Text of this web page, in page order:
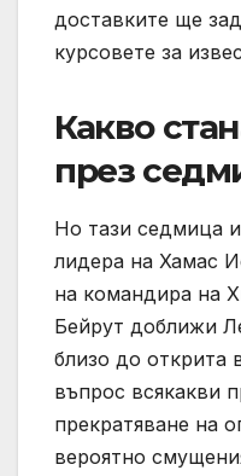
доставките ще
курсовете за
Какво
през
Но тази седмица
лидера на Хамас
на командира на
Бейрут доближи
близо до открита
въпрос всякакви
прекратяване на
вероятно